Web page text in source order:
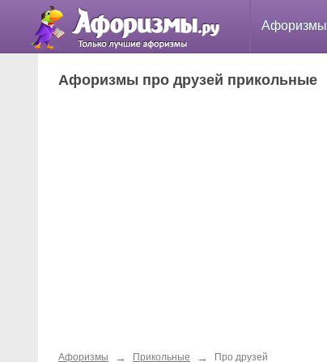
Афоризмы
Афоризмы про друзей прикольные
Афоризмы → Прикольные → Про друзей